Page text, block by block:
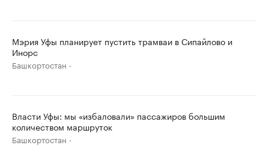
Мэрия Уфы планирует пустить трамваи в Сипайлово и
Инорс
Башкортостан
Власти Уфы: мы «избаловали» пассажиров большим
количеством маршруток
Башкортостан